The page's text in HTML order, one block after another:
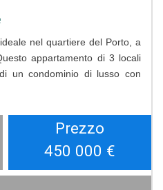
nel quartiere del Porto, a
appartamento di 3 locali
un condominio di lusso con
Prezzo
450 000 €